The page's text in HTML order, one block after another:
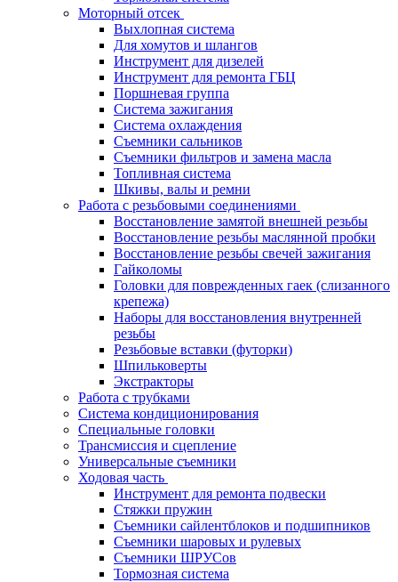
Моторный отсек
Выхлопная система
Для хомутов и шлангов
Инструмент для дизелей
Инструмент для ремонта ГБЦ
Поршневая группа
Система зажигания
Система охлаждения
Съемники сальников
Съемники фильтров и замена масла
Топливная система
Шкивы, валы и ремни
Работа с резьбовыми соединениями
Восстановление замятой внешней резьбы
Восстановление резьбы маслянной пробки
Восстановление резьбы свечей зажигания
Гайколомы
Головки для поврежденных гаек (слизанного
крепежа)
Наборы для восстановления внутренней
резьбы
Резьбовые вставки (футорки)
Шпильковерты
Экстракторы
Работа с трубками
Система кондиционирования
Специальные головки
Трансмиссия и сцепление
Универсальные съемники
Ходовая часть
Инструмент для ремонта подвески
Стяжки пружин
Съемники сайлентблоков и подшипников
Съемники шаровых и рулевых
Съемники ШРУСов
Тормозная система